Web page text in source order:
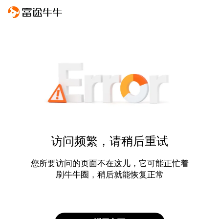
访问频繁，请稍后重试
您所要访问的页面不在这儿，它可能正忙着
刷牛牛圈，稍后就能恢复正常